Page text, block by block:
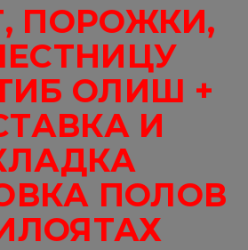
ПОРОЖКИ,
ОЛИШ +
И
ПОЛОВ